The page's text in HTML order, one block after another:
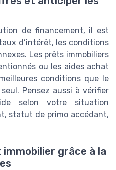
de financement, il est
d’intérêt, les conditions
Les prêts immobiliers
ou les aides achat
conditions que le
Pensez aussi à vérifier
selon votre situation
statut de primo accédant,
grâce à la